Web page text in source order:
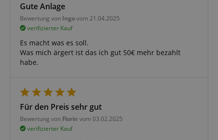
Gute Anlage
Bewertung von Ingovom 21.04.2025
verifizierter Kauf
Es macht was es soll.
Was mich ärgert ist das ich gut 50€ mehr bezahlt
habe.
Für den Preis sehr gut
Bewertung von Florin vom 03.02.2025
verifizierter Kauf